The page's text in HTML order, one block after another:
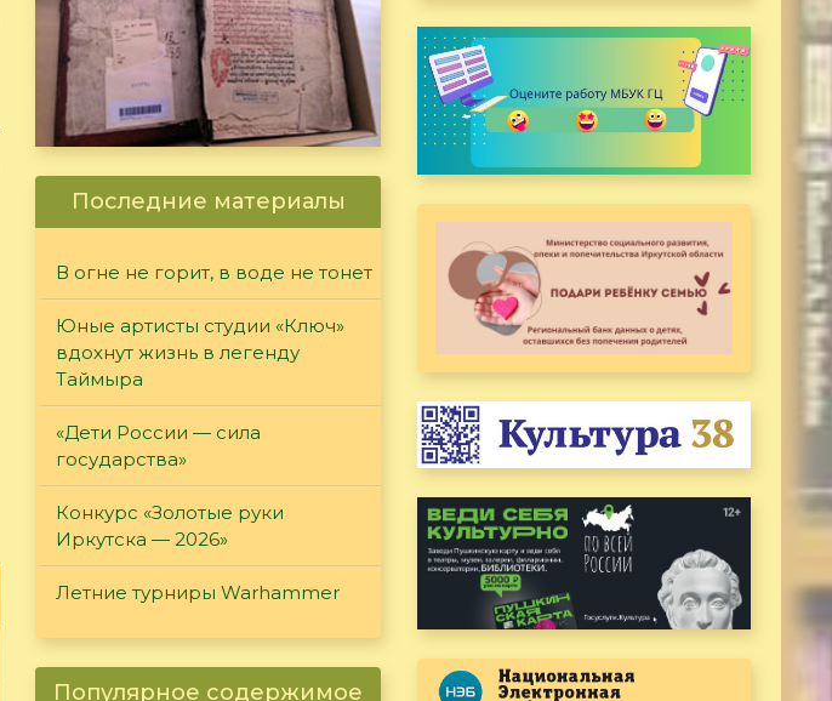
Последние материалы
В огне не горит, в воде не тонет
Юные артисты студии «Ключ»
вдохнут жизнь в легенду
Таймыра
«Дети России — сила
государства»
Конкурс «Золотые руки
Иркутска — 2026»
Летние турниры Warhammer
Популярное содержимое